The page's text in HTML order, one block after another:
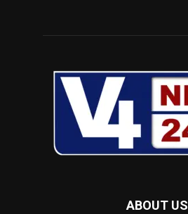
ABOUT US